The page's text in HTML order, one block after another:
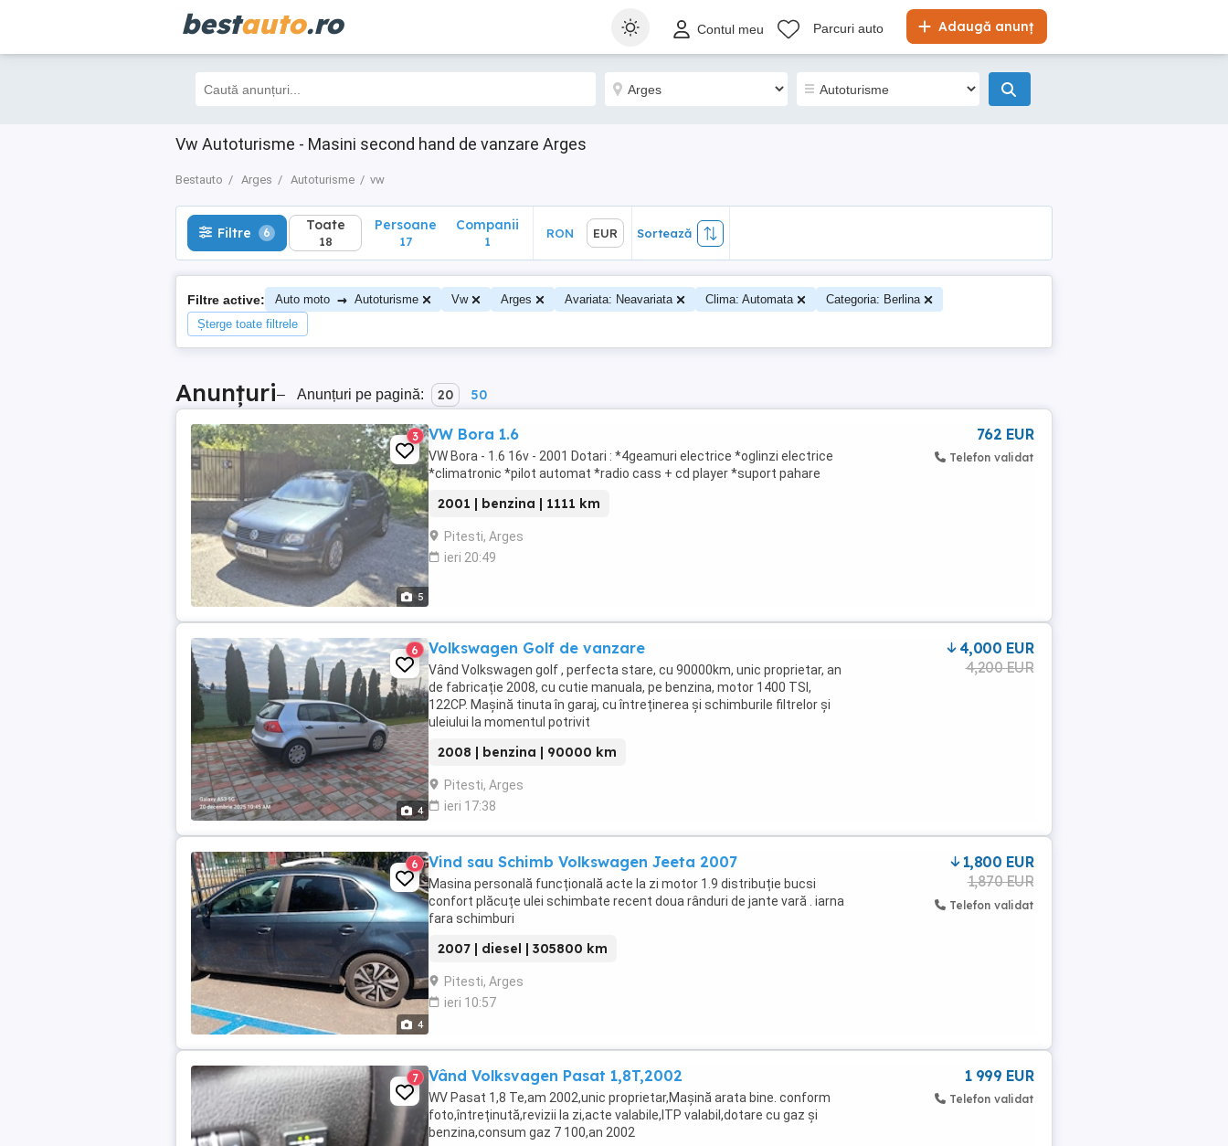
bestauto.ro Adaugă anunț
Contul meu Parcuri auto
Vw Autoturisme - Masini second hand de vanzare Arges
Bestauto Arges Autoturisme vw
Filtre 6 Toate
18
Sortează
Filtre 6 Toate
18
Persoane
17
Companii
1
RON EUR Sortează
Filtre active: Auto moto → Autoturisme Vw Arges Avariata: Neavariata Clima: Automata
Categoria: Berlina
Șterge toate filtrele
Anunțuri– Anunțuri pe pagină: 20 50
5
3 VW Bora 1.6
VW Bora - 1.6 16v - 2001 Dotari : *4geamuri electrice *oglinzi electrice
*climatronic *pilot automat *radio cass + cd player *suport pahare
2001 | benzina | 1111 km
Pitesti, Arges
ieri 20:49
762 EUR
Telefon validat
4
6 Volkswagen Golf de vanzare
Vând Volkswagen golf , perfecta stare, cu 90000km, unic proprietar, an
de fabricație 2008, cu cutie manuala, pe benzina, motor 1400 TSI,
122CP. Mașină tinuta în garaj, cu întreținerea și schimburile filtrelor și
uleiului la momentul potrivit
2008 | benzina | 90000 km
Pitesti, Arges
ieri 17:38
4,000 EUR
4,200 EUR
4
6 Vind sau Schimb Volkswagen Jeeta 2007
Masina personală funcțională acte la zi motor 1.9 distribuție bucsi
confort plăcuțe ulei schimbate recent doua rânduri de jante vară . iarna
fara schimburi
2007 | diesel | 305800 km
Pitesti, Arges
ieri 10:57
1,800 EUR
1,870 EUR
Telefon validat
7 Vând Volksvagen Pasat 1,8T,2002
WV Pasat 1,8 Te,am 2002,unic proprietar,Mașină arata bine. conform
foto,întreținută,revizii la zi,acte valabile,ITP valabil,dotare cu gaz și
benzina,consum gaz 7 100,an 2002
1 999 EUR
Telefon validat